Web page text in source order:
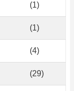
(1)
(1)
(4)
(29)